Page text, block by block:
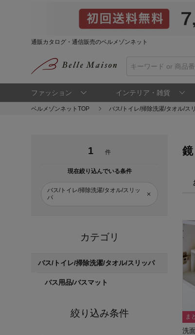
通販カタログ・通信販売のベルメゾンネット
ファッション インテリア・雑貨
ベルメゾンネットTOP バス/トイレ/掃除洗濯/タオル/ス
1 件
現在絞り込んでいる条件
バス/トイレ/掃除洗濯/タオル/スリッ
パ
カテゴリ
バス/トイレ/掃除洗濯/タオル/スリッパ
バス用品/バスマット
絞り込み条件 ま
洗